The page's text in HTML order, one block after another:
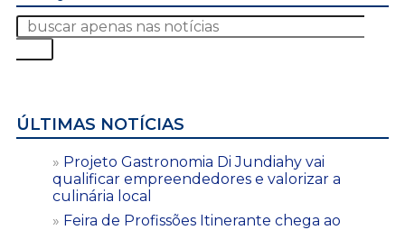
ÚLTIMAS NOTÍCIAS
Projeto Gastronomia Di Jundiahy vai
qualificar empreendedores e valorizar a
culinária local
Feira de Profissões Itinerante chega ao